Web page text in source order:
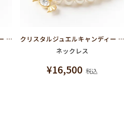
クリスタルジュエルキャンディー パールピアス（ペア）
クリスタルジュエルキャンディー パールネックレス
ネックレス
¥16,500 税込